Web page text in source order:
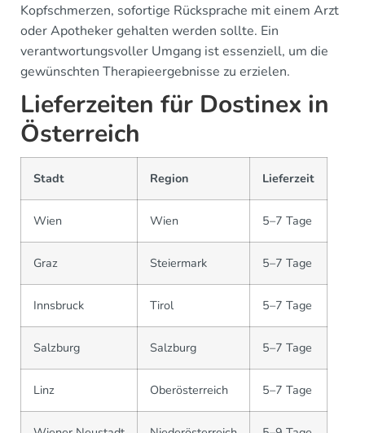
Kopfschmerzen, sofortige Rücksprache mit einem Arzt
oder Apotheker gehalten werden sollte. Ein
verantwortungsvoller Umgang ist essenziell, um die
gewünschten Therapieergebnisse zu erzielen.
Lieferzeiten für Dostinex in
Österreich
Stadt Region Lieferzeit
Wien Wien 5–7 Tage
Graz Steiermark 5–7 Tage
Innsbruck Tirol 5–7 Tage
Salzburg Salzburg 5–7 Tage
Linz Oberösterreich 5–7 Tage